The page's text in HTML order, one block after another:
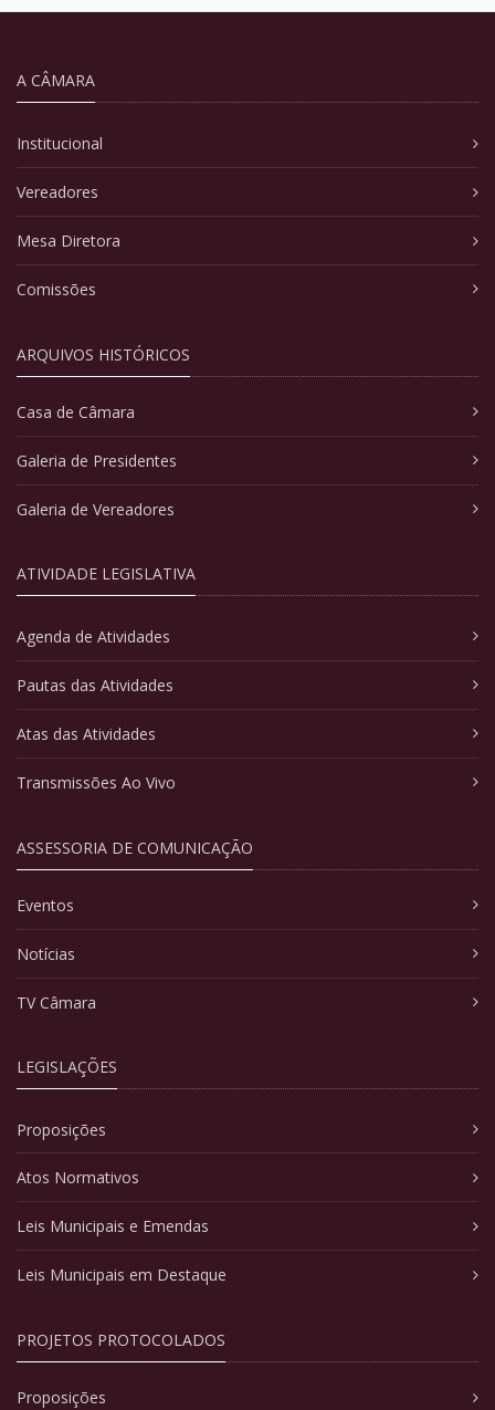
A CÂMARA
Institucional
Vereadores
Mesa Diretora
Comissões
ARQUIVOS HISTÓRICOS
Casa de Câmara
Galeria de Presidentes
Galeria de Vereadores
ATIVIDADE LEGISLATIVA
Agenda de Atividades
Pautas das Atividades
Atas das Atividades
Transmissões Ao Vivo
ASSESSORIA DE COMUNICAÇÃO
Eventos
Notícias
TV Câmara
LEGISLAÇÕES
Proposições
Atos Normativos
Leis Municipais e Emendas
Leis Municipais em Destaque
PROJETOS PROTOCOLADOS
Proposições